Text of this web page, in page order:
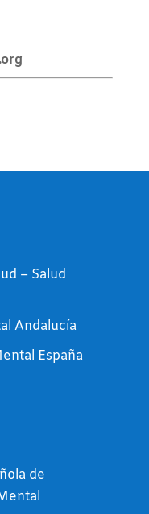
– Salud
Andalucía
España
de